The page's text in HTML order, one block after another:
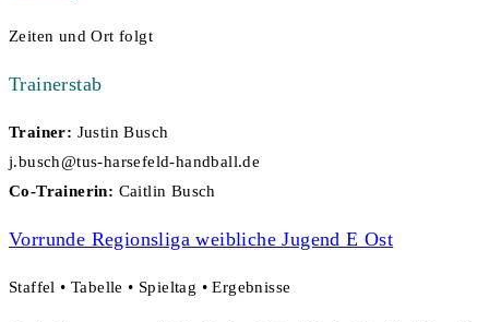
Zeiten und Ort folgt
Trainerstab
Trainer: Justin Busch
j.busch@tus-harsefeld-handball.de
Co-Trainerin: Caitlin Busch
Vorrunde Regionsliga weibliche Jugend E Ost
Staffel • Tabelle • Spieltag • Ergebnisse